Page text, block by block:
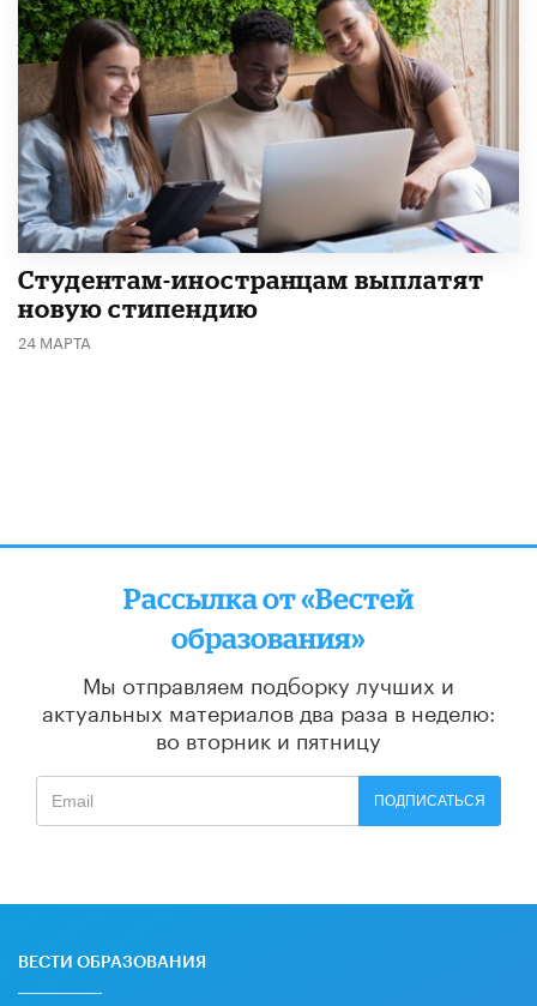
Студентам-иностранцам выплатят
новую стипендию
24 МАРТА
Рассылка от «Вестей
образования»
Мы отправляем подборку лучших и
актуальных материалов два раза в неделю:
во вторник и пятницу
ПОДПИСАТЬСЯ
ВЕСТИ ОБРАЗОВАНИЯ